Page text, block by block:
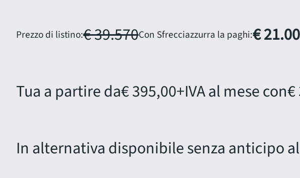
Prezzo di listino:€ 39.570Con Sfrecciazzurra la paghi:€
Tua a partire da€ 395,00+IVA al mese con€
In alternativa disponibile senza anticipo